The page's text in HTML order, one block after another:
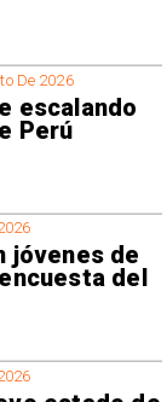
De 2026
escalando
Perú
jóvenes de
del